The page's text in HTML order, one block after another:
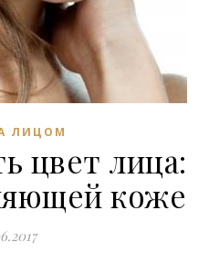
ЛИЦОМ
цвет лица:
коже